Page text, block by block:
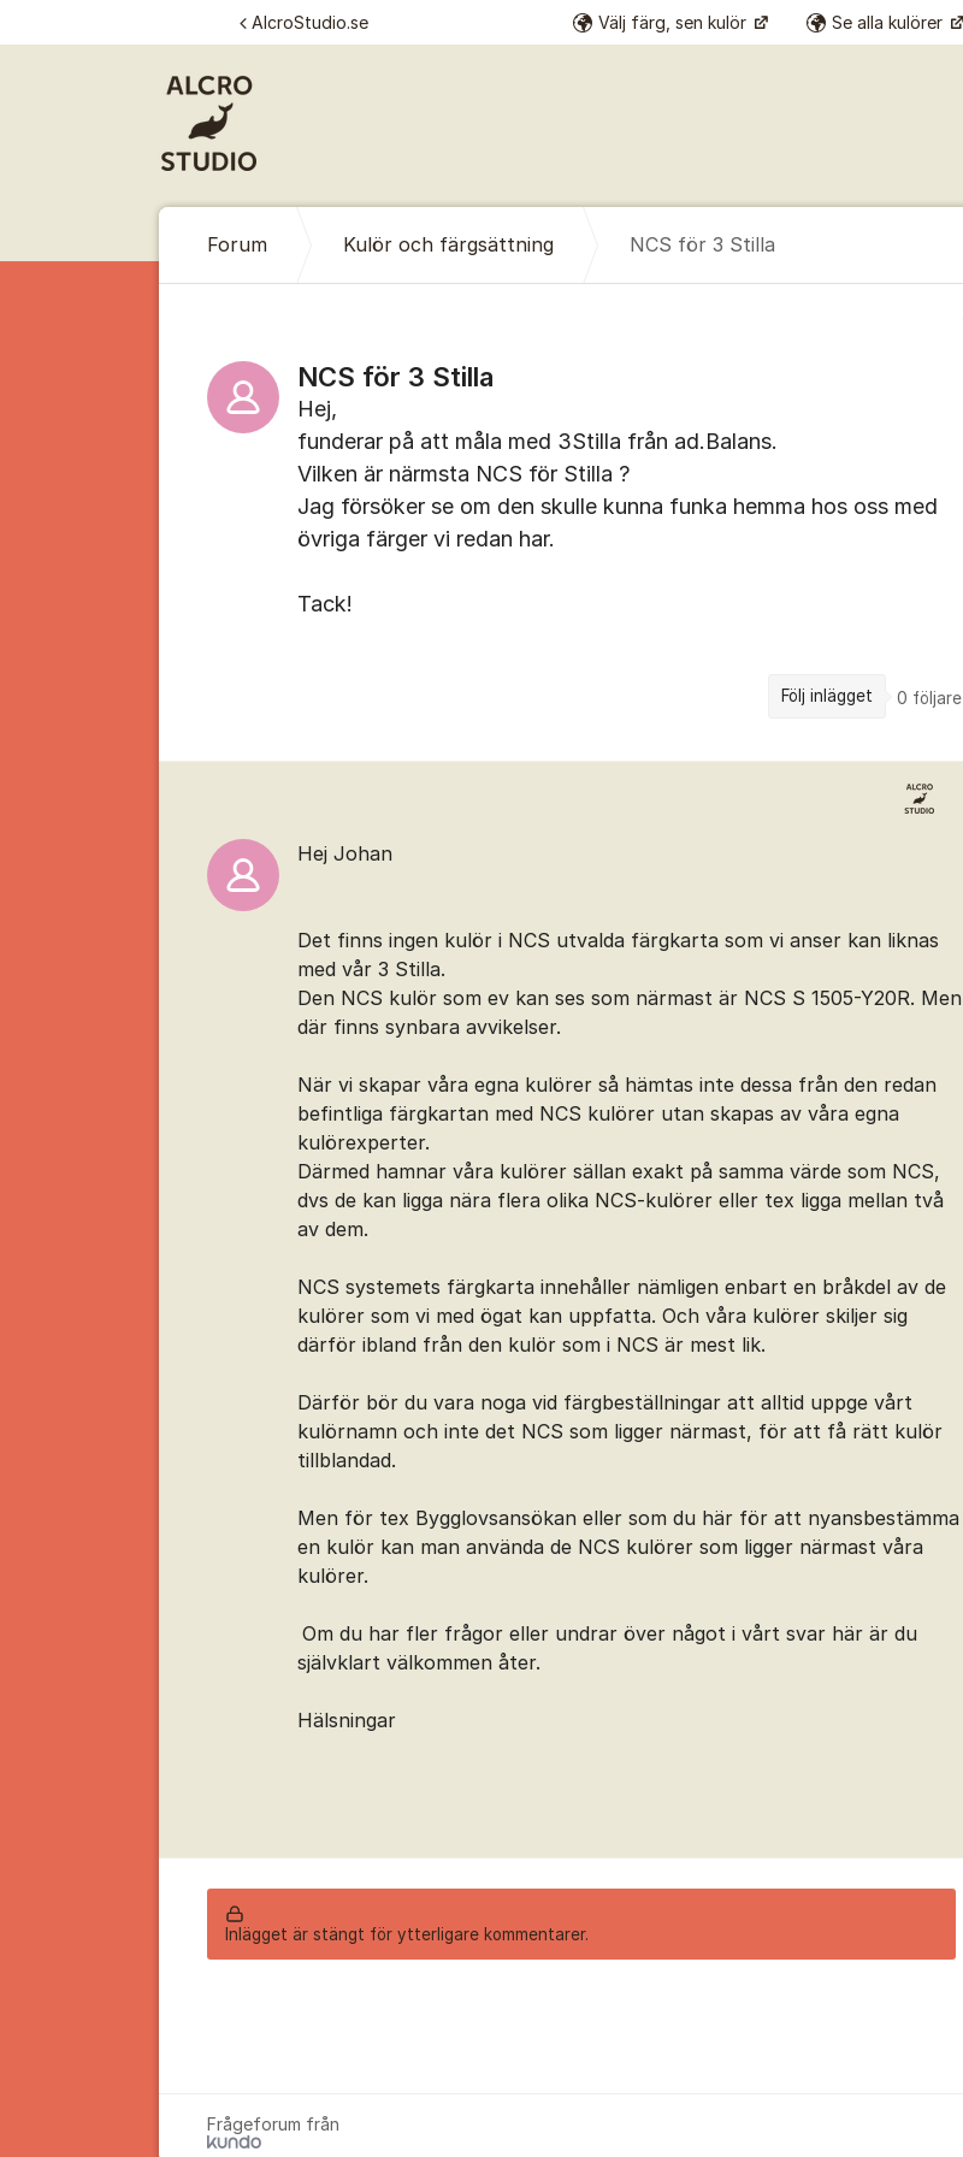
AlcroStudio.se Välj färg, sen kulör Se alla kulörer
Forum Kulör och färgsättning NCS för 3 Stilla
NCS för 3 Stilla
Hej,
funderar på att måla med 3Stilla från ad.Balans.
Vilken är närmsta NCS för Stilla ?
Jag försöker se om den skulle kunna funka hemma hos oss med
övriga färger vi redan har.
Tack!
Följ inlägget 0 följare
Hej Johan
Det finns ingen kulör i NCS utvalda färgkarta som vi anser kan liknas
med vår 3 Stilla.
Den NCS kulör som ev kan ses som närmast är NCS S 1505-Y20R. Men
där finns synbara avvikelser.
När vi skapar våra egna kulörer så hämtas inte dessa från den redan
befintliga färgkartan med NCS kulörer utan skapas av våra egna
kulörexperter.
Därmed hamnar våra kulörer sällan exakt på samma värde som NCS,
dvs de kan ligga nära flera olika NCS-kulörer eller tex ligga mellan två
av dem.
NCS systemets färgkarta innehåller nämligen enbart en bråkdel av de
kulörer som vi med ögat kan uppfatta. Och våra kulörer skiljer sig
därför ibland från den kulör som i NCS är mest lik.
Därför bör du vara noga vid färgbeställningar att alltid uppge vårt
kulörnamn och inte det NCS som ligger närmast, för att få rätt kulör
tillblandad.
Men för tex Bygglovsansökan eller som du här för att nyansbestämma
en kulör kan man använda de NCS kulörer som ligger närmast våra
kulörer.
Om du har fler frågor eller undrar över något i vårt svar här är du
självklart välkommen åter.
Hälsningar
Inlägget är stängt för ytterligare kommentarer.
Frågeforum från